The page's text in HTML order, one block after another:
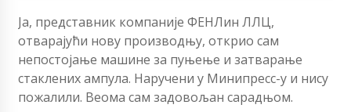
Ја, представник компаније ФЕНЛин ЛЛЦ,
отварајући нову производњу, открио сам
непостојање машине за пуњење и затварање
стаклених ампула. Наручени у Минипресс-у и нису
пожалили. Веома сам задовољан сарадњом.